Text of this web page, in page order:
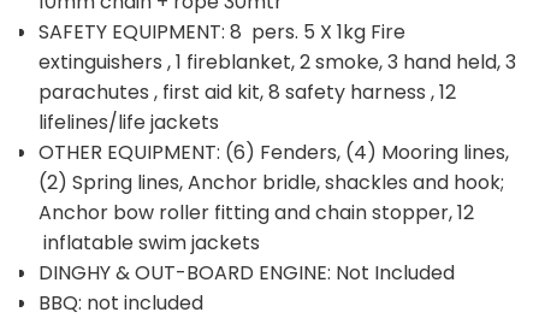
SAFETY EQUIPMENT: 8 pers. 5 X 1kg Fire
extinguishers , 1 fireblanket, 2 smoke, 3 hand held, 3
parachutes , first aid kit, 8 safety harness , 12
lifelines/life jackets
OTHER EQUIPMENT: (6) Fenders, (4) Mooring lines,
(2) Spring lines, Anchor bridle, shackles and hook;
Anchor bow roller fitting and chain stopper, 12
inflatable swim jackets
DINGHY & OUT-BOARD ENGINE: Not Included
BBQ: not included